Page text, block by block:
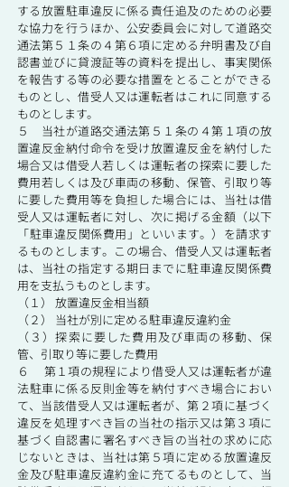
する放置駐車違反に係る責任追及のための必要
な協力を行うほか、公安委員会に対して道路交
通法第５１条の４第６項に定める弁明書及び自
認書並びに貸渡証等の資料を提出し、事実関係
を報告する等の必要な措置をとることができる
ものとし、借受人又は運転者はこれに同意する
ものとします。
５ 当社が道路交通法第５１条の４第１項の放
置違反金納付命令を受け放置違反金を納付した
場合又は借受人若しくは運転者の探索に要した
費用若しくは及び車両の移動、保管、引取り等
に要した費用等を負担した場合には、当社は借
受人又は運転者に対し、次に掲げる金額（以下
「駐車違反関係費用」といいます。）を請求す
るものとします。この場合、借受人又は運転者
は、当社の指定する期日までに駐車違反関係費
用を支払うものとします。
（１） 放置違反金相当額
（２） 当社が別に定める駐車違反違約金
（３）探索に要した費用及び車両の移動、保
管、引取り等に要した費用
６ 第１項の規程により借受人又は運転者が違
法駐車に係る反則金等を納付すべき場合におい
て、当該借受人又は運転者が、第２項に基づく
違反を処理すべき旨の当社の指示又は第３項に
基づく自認書に署名すべき旨の当社の求めに応
じないときは、当社は第５項に定める放置違反
金及び駐車違反違約金に充てるものとして、当